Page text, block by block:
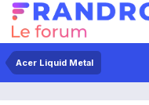
Acer Liquid Metal